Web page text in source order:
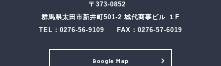
〒373-0852
群馬県太田市新井町501-2 城代商事ビル １F
TEL： 0276-56-9109 FAX：0276-57-6019
Google Map